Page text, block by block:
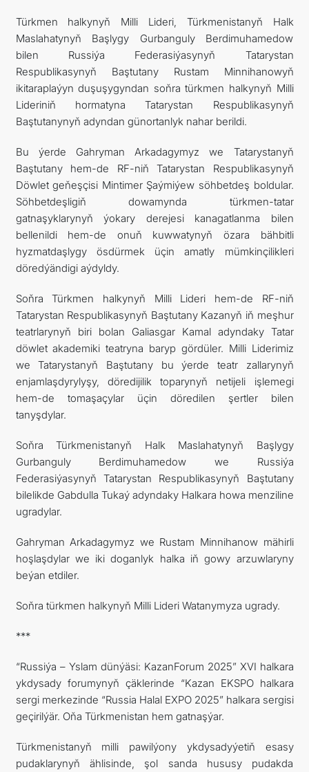
Türkmen halkynyň Milli Lideri, Türkmenistanyň Halk
Maslahatynyň Başlygy Gurbanguly Berdimuhamedow
bilen Russiýa Federasiýasynyň Tatarystan
Respublikasynyň Baştutany Rustam Minnihanowyň
ikitaraplaýyn duşuşygyndan soňra türkmen halkynyň Milli
Lideriniň hormatyna Tatarystan Respublikasynyň
Baştutanynyň adyndan günortanlyk nahar berildi.
Bu ýerde Gahryman Arkadagymyz we Tatarystanyň
Baştutany hem-de RF-niň Tatarystan Respublikasynyň
Döwlet geňeşçisi Mintimer Şaýmiýew söhbetdeş boldular.
Söhbetdeşligiň dowamynda türkmen-tatar
gatnaşyklarynyň ýokary derejesi kanagatlanma bilen
bellenildi hem-de onuň kuwwatynyň özara bähbitli
hyzmatdaşlygy ösdürmek üçin amatly mümkinçilikleri
döredýändigi aýdyldy.
Soňra Türkmen halkynyň Milli Lideri hem-de RF-niň
Tatarystan Respublikasynyň Baştutany Kazanyň iň meşhur
teatrlarynyň biri bolan Galiasgar Kamal adyndaky Tatar
döwlet akademiki teatryna baryp gördüler. Milli Liderimiz
we Tatarystanyň Baştutany bu ýerde teatr zallarynyň
enjamlaşdyrylyşy, döredijilik toparynyň netijeli işlemegi
hem-de tomaşaçylar üçin döredilen şertler bilen
tanyşdylar.
Soňra Türkmenistanyň Halk Maslahatynyň Başlygy
Gurbanguly Berdimuhamedow we Russiýa
Federasiýasynyň Tatarystan Respublikasynyň Baştutany
bilelikde Gabdulla Tukaý adyndaky Halkara howa menziline
ugradylar.
Gahryman Arkadagymyz we Rustam Minnihanow mähirli
hoşlaşdylar we iki doganlyk halka iň gowy arzuwlaryny
beýan etdiler.
Soňra türkmen halkynyň Milli Lideri Watanymyza ugrady.
***
“Russiýa – Yslam dünýäsi: KazanForum 2025” XVI halkara
ykdysady forumynyň çäklerinde “Kazan EKSPO halkara
sergi merkezinde “Russia Halal EXPO 2025” halkara sergisi
geçirilýär. Oňa Türkmenistan hem gatnaşýar.
Türkmenistanyň milli pawilýony ykdysadyýetiň esasy
pudaklarynyň ählisinde, şol sanda hususy pudakda